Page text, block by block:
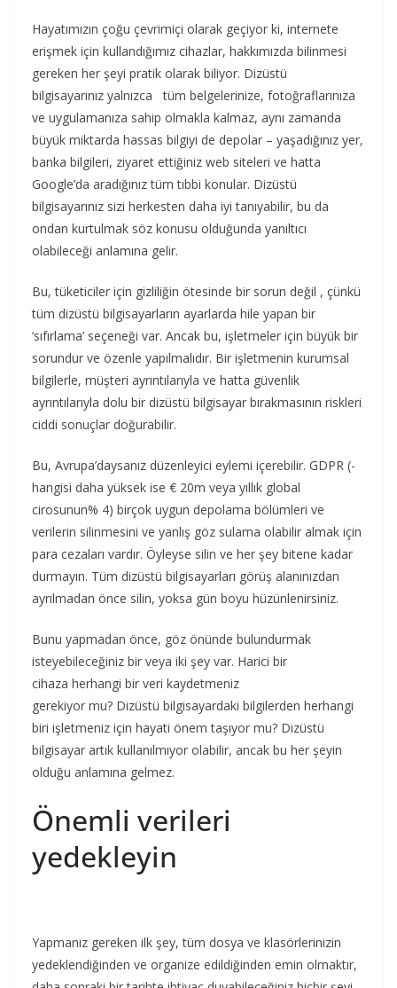
Hayatımızın çoğu çevrimiçi olarak geçiyor ki, internete
erişmek için kullandığımız cihazlar, hakkımızda bilinmesi
gereken her şeyi pratik olarak biliyor. Dizüstü
bilgisayarınız yalnızca tüm belgelerinize, fotoğraflarınıza
ve uygulamanıza sahip olmakla kalmaz, aynı zamanda
büyük miktarda hassas bilgiyi de depolar – yaşadığınız yer,
banka bilgileri, ziyaret ettiğiniz web siteleri ve hatta
Google’da aradığınız tüm tıbbi konular. Dizüstü
bilgisayarınız sizi herkesten daha iyi tanıyabilir, bu da
ondan kurtulmak söz konusu olduğunda yanıltıcı
olabileceği anlamına gelir.
Bu, tüketiciler için gizliliğin ötesinde bir sorun değil , çünkü
tüm dizüstü bilgisayarların ayarlarda hile yapan bir
‘sıfırlama’ seçeneği var. Ancak bu, işletmeler için büyük bir
sorundur ve özenle yapılmalıdır. Bir işletmenin kurumsal
bilgilerle, müşteri ayrıntılarıyla ve hatta güvenlik
ayrıntılarıyla dolu bir dizüstü bilgisayar bırakmasının riskleri
ciddi sonuçlar doğurabilir.
Bu, Avrupa’daysanız düzenleyici eylemi içerebilir. GDPR (-
hangisi daha yüksek ise € 20m veya yıllık global
cirosunun% 4) birçok uygun depolama bölümleri ve
verilerin silinmesini ve yanlış göz sulama olabilir almak için
para cezaları vardır. Öyleyse silin ve her şey bitene kadar
durmayın. Tüm dizüstü bilgisayarları görüş alanınızdan
ayrılmadan önce silin, yoksa gün boyu hüzünlenirsiniz.
Bunu yapmadan önce, göz önünde bulundurmak
isteyebileceğiniz bir veya iki şey var. Harici bir
cihaza herhangi bir veri kaydetmeniz
gerekiyor mu? Dizüstü bilgisayardaki bilgilerden herhangi
biri işletmeniz için hayati önem taşıyor mu? Dizüstü
bilgisayar artık kullanılmıyor olabilir, ancak bu her şeyin
olduğu anlamına gelmez.
Önemli verileri
yedekleyin
Yapmanız gereken ilk şey, tüm dosya ve klasörlerinizin
yedeklendiğinden ve organize edildiğinden emin olmaktır,